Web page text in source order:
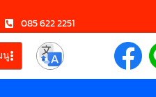
085 622 2251
นู